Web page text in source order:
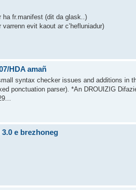
ha fr.manifest (dit da glask..)
evit kaout ar c’hefluniadur)
HDA amañ
syntax checker issues and additions in
ponctuation parser). *An DROUIZIG
e brezhoneg